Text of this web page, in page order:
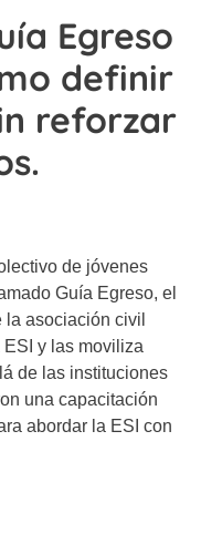
Egreso
definir
reforzar
de jóvenes
Guía Egreso, el
asociación civil
y las moviliza
de las instituciones
una capacitación
abordar la ESI con